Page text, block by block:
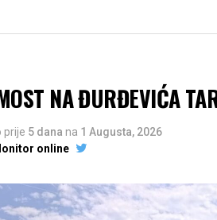
NA ĐURĐEVIĆA
prije 5 dana na 1 Augusta, 2026
online